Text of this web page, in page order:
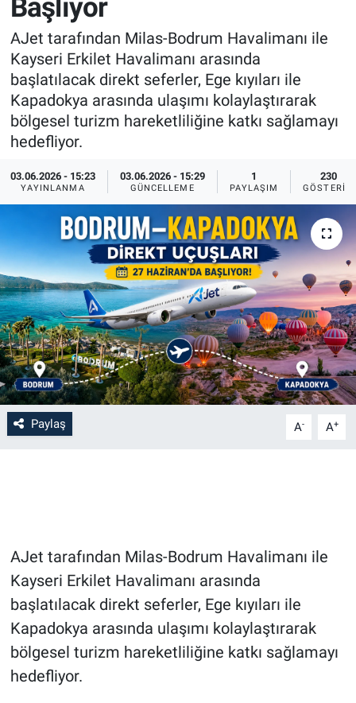
Başlıyor
AJet tarafından Milas-Bodrum Havalimanı ile
Kayseri Erkilet Havalimanı arasında
başlatılacak direkt seferler, Ege kıyıları ile
Kapadokya arasında ulaşımı kolaylaştırarak
bölgesel turizm hareketliliğine katkı sağlamayı
hedefliyor.
03.06.2026 - 15:23
YAYINLANMA
03.06.2026 - 15:29
GÜNCELLEME
1
PAYLAŞIM
230
GÖSTERIM
Paylaş A- A+
AJet tarafından Milas-Bodrum Havalimanı ile
Kayseri Erkilet Havalimanı arasında
başlatılacak direkt seferler, Ege kıyıları ile
Kapadokya arasında ulaşımı kolaylaştırarak
bölgesel turizm hareketliliğine katkı sağlamayı
hedefliyor.
Sağlık
Yerel
Genel
Asayiş
İlan - Duyuru- Mesaj
Türkiye Gündemi
Sizden Gelenler
Yaşam
Sağlık
Eğitim
Kültür
3.Sayfa
Medya
Bilim-Tek
Teknoloji
Niğde
Aksaray
Kırşehir
Yerel
İlan - Duyuru- Mesaj
Türkiye Gündemi
Sizden Gelenler